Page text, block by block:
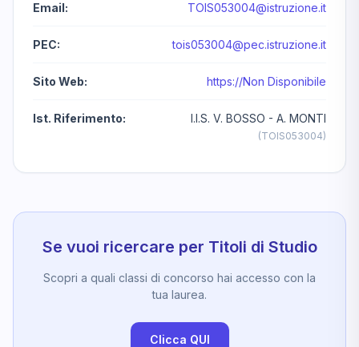
Email: TOIS053004@istruzione.it
PEC: tois053004@pec.istruzione.it
Sito Web: https://Non Disponibile
Ist. Riferimento: I.I.S. V. BOSSO - A. MONTI
(TOIS053004)
Se vuoi ricercare per Titoli di Studio
Scopri a quali classi di concorso hai accesso con la
tua laurea.
Clicca QUI